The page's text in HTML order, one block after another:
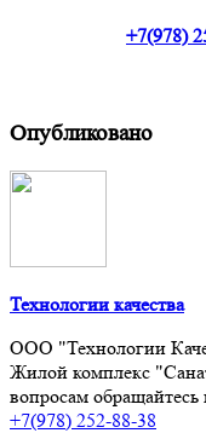
+7(978)
Опубликовано
Технологии качества
ООО "Технологии
Жилой комплекс
вопросам
+7(978) 252-88-38